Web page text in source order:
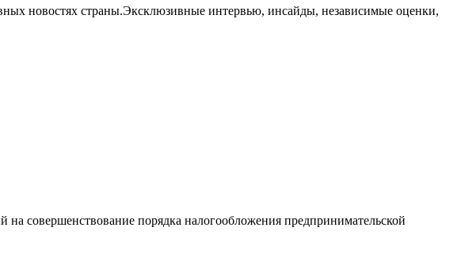
новостях страны.Эксклюзивные интервью, инсайды, независимые оценки,
совершенствование порядка налогообложения предпринимательской